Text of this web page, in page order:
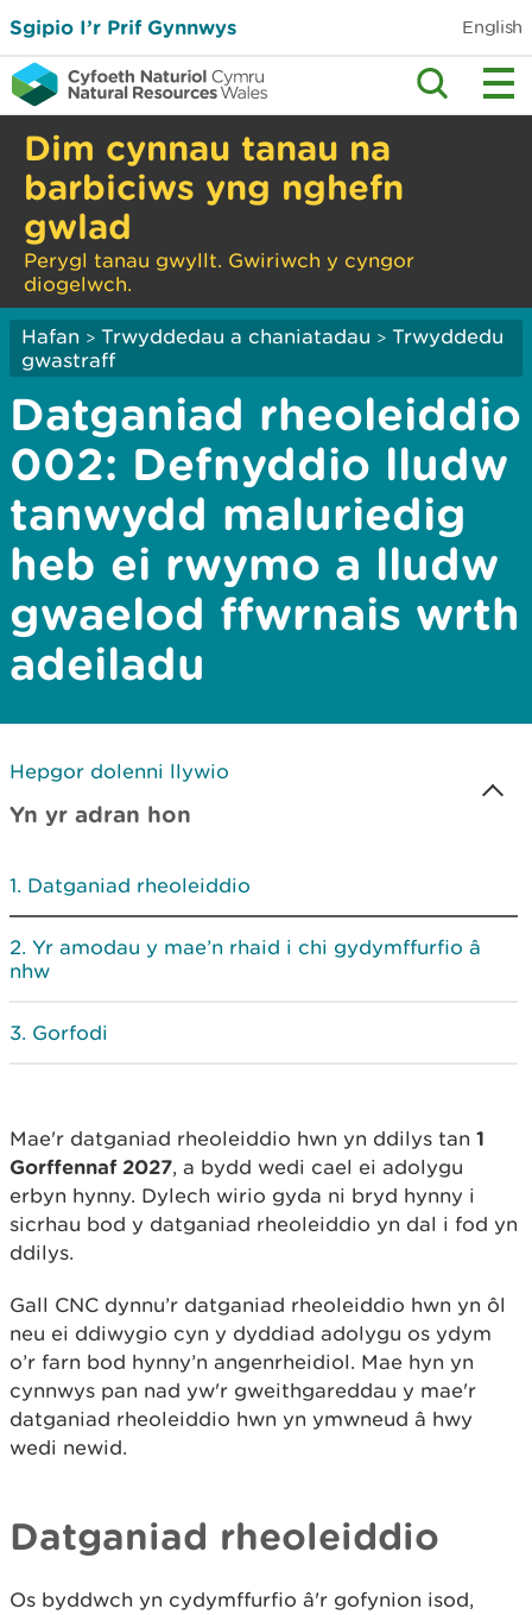
Sgipio I’r Prif Gynnwys English
Dim cynnau tanau na
barbiciws yng nghefn
gwlad
Perygl tanau gwyllt. Gwiriwch y cyngor
diogelwch.
Hafan > Trwyddedau a chaniatadau > Trwyddedu
gwastraff
Datganiad rheoleiddio
002: Defnyddio lludw
tanwydd maluriedig
heb ei rwymo a lludw
gwaelod ffwrnais wrth
adeiladu
Hepgor dolenni llywio
Yn yr adran hon
Datganiad rheoleiddio
Yr amodau y mae’n rhaid i chi gydymffurfio â
nhw
Gorfodi
Mae'r datganiad rheoleiddio hwn yn ddilys tan 1
Gorffennaf 2027, a bydd wedi cael ei adolygu
erbyn hynny. Dylech wirio gyda ni bryd hynny i
sicrhau bod y datganiad rheoleiddio yn dal i fod yn
ddilys.
Gall CNC dynnu’r datganiad rheoleiddio hwn yn ôl
neu ei ddiwygio cyn y dyddiad adolygu os ydym
o’r farn bod hynny’n angenrheidiol. Mae hyn yn
cynnwys pan nad yw'r gweithgareddau y mae'r
datganiad rheoleiddio hwn yn ymwneud â hwy
wedi newid.
Datganiad rheoleiddio
Os byddwch yn cydymffurfio â'r gofynion isod,